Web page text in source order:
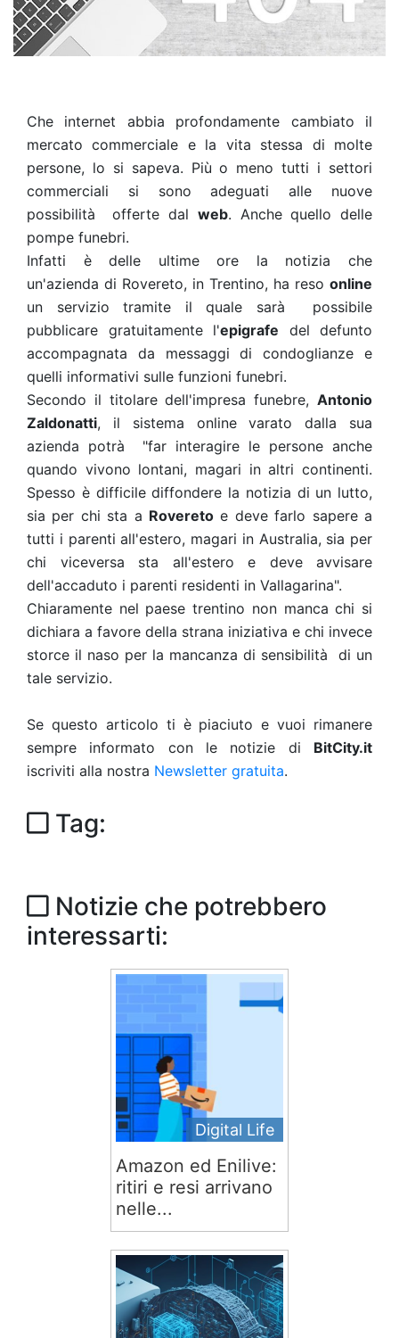
Che internet abbia profondamente cambiato il
mercato commerciale e la vita stessa di molte
persone, lo si sapeva. Più o meno tutti i settori
commerciali si sono adeguati alle nuove
possibilità offerte dal web. Anche quello delle
pompe funebri.
Infatti è delle ultime ore la notizia che
un'azienda di Rovereto, in Trentino, ha reso online
un servizio tramite il quale sarà possibile
pubblicare gratuitamente l'epigrafe del defunto
accompagnata da messaggi di condoglianze e
quelli informativi sulle funzioni funebri.
Secondo il titolare dell'impresa funebre, Antonio
Zaldonatti, il sistema online varato dalla sua
azienda potrà "far interagire le persone anche
quando vivono lontani, magari in altri continenti.
Spesso è difficile diffondere la notizia di un lutto,
sia per chi sta a Rovereto e deve farlo sapere a
tutti i parenti all'estero, magari in Australia, sia per
chi viceversa sta all'estero e deve avvisare
dell'accaduto i parenti residenti in Vallagarina".
Chiaramente nel paese trentino non manca chi si
dichiara a favore della strana iniziativa e chi invece
storce il naso per la mancanza di sensibilità di un
tale servizio.
Se questo articolo ti è piaciuto e vuoi rimanere
sempre informato con le notizie di BitCity.it
iscriviti alla nostra Newsletter gratuita.
Tag:
Notizie che potrebbero
interessarti:
Digital Life
Amazon ed Enilive:
ritiri e resi arrivano
nelle...